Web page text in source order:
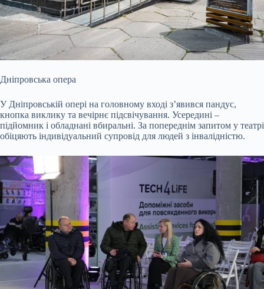
Дніпровська опера
У Дніпровській опері на головному вході з’явився пандус,
кнопка виклику та вечірнє підсвічування. Усередині –
підйомник і обладнані вбиральні. За попереднім запитом у театрі
обіцяють індивідуальний супровід для людей з інвалідністю.